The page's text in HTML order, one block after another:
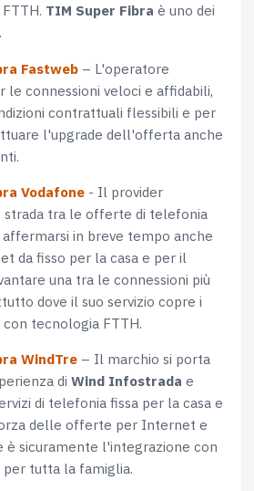
TIM Super Fibra è uno dei
Fastweb – L'operatore
le connessioni veloci e affidabili,
contrattuali flessibili e per
l'upgrade dell'offerta anche
Vodafone - Il provider
strada tra le offerte di telefonia
in breve tempo anche
da fisso per la casa e per il
una tra le connessioni più
dove il suo servizio copre i
tecnologia FTTH.
WindTre – Il marchio si porta
di Wind Infostrada e
di telefonia fissa per la casa e
delle offerte per Internet e
è sicuramente l'integrazione con
tutta la famiglia.